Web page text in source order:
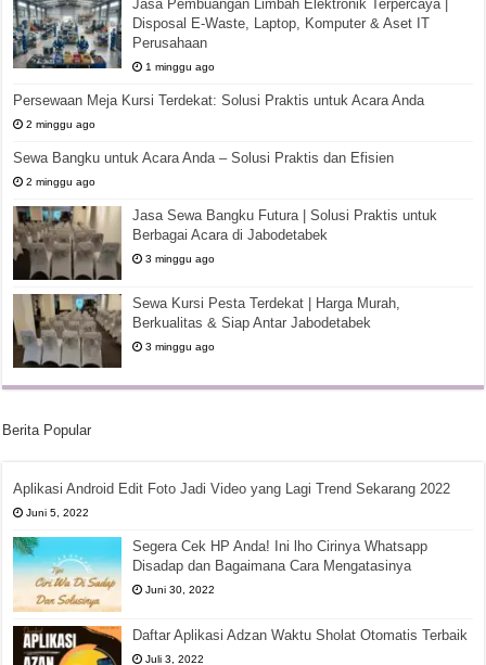
Jasa Pembuangan Limbah Elektronik Terpercaya |
Disposal E-Waste, Laptop, Komputer & Aset IT
Perusahaan
1 minggu ago
Persewaan Meja Kursi Terdekat: Solusi Praktis untuk Acara Anda
2 minggu ago
Sewa Bangku untuk Acara Anda – Solusi Praktis dan Efisien
2 minggu ago
Jasa Sewa Bangku Futura | Solusi Praktis untuk
Berbagai Acara di Jabodetabek
3 minggu ago
Sewa Kursi Pesta Terdekat | Harga Murah,
Berkualitas & Siap Antar Jabodetabek
3 minggu ago
Berita Popular
Aplikasi Android Edit Foto Jadi Video yang Lagi Trend Sekarang 2022
Juni 5, 2022
Segera Cek HP Anda! Ini lho Cirinya Whatsapp
Disadap dan Bagaimana Cara Mengatasinya
Juni 30, 2022
Daftar Aplikasi Adzan Waktu Sholat Otomatis Terbaik
Juli 3, 2022